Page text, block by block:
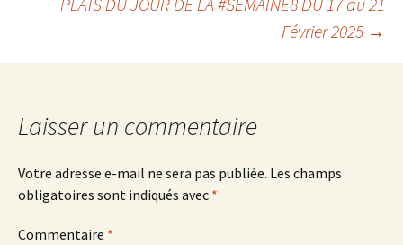
Février 2025 →
Laisser un commentaire
Votre adresse e-mail ne sera pas publiée. Les champs
obligatoires sont indiqués avec *
Commentaire *